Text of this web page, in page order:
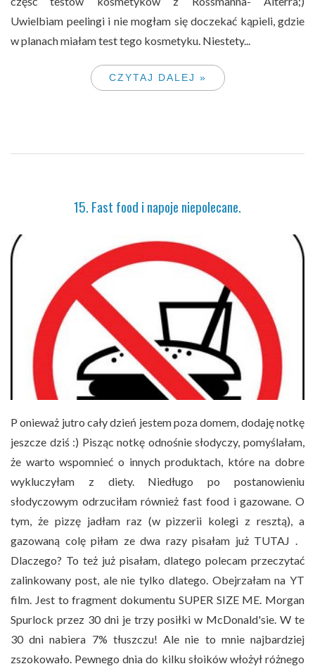
Uwielbiam peelingi i nie mogłam się doczekać kąpieli, gdzie
w planach miałam test tego kosmetyku. Niestety...
CZYTAJ DALEJ »
15. Fast food i napoje niepolecane.
P onieważ jutro cały dzień jestem poza domem, dodaję notkę
jeszcze dziś :) Pisząc notkę odnośnie słodyczy, pomyślałam,
że warto wspomnieć o innych produktach, które na dobre
wykluczyłam z diety. Niedługo po postanowieniu
słodyczowym odrzuciłam również fast food i gazowane. O
tym, że pizzę jadłam raz (w pizzerii kolegi z resztą), a
gazowaną colę piłam ze dwa razy pisałam już TUTAJ .
Dlaczego? To też już pisałam, dlatego polecam przeczytać
zalinkowany post, ale nie tylko dlatego. Obejrzałam na YT
film. Jest to fragment dokumentu SUPER SIZE ME. Morgan
Spurlock przez 30 dni je trzy posiłki w McDonald'sie. W te
30 dni nabiera 7% tłuszczu! Ale nie to mnie najbardziej
zszokowało. Pewnego dnia do kilku słoików włożył różnego